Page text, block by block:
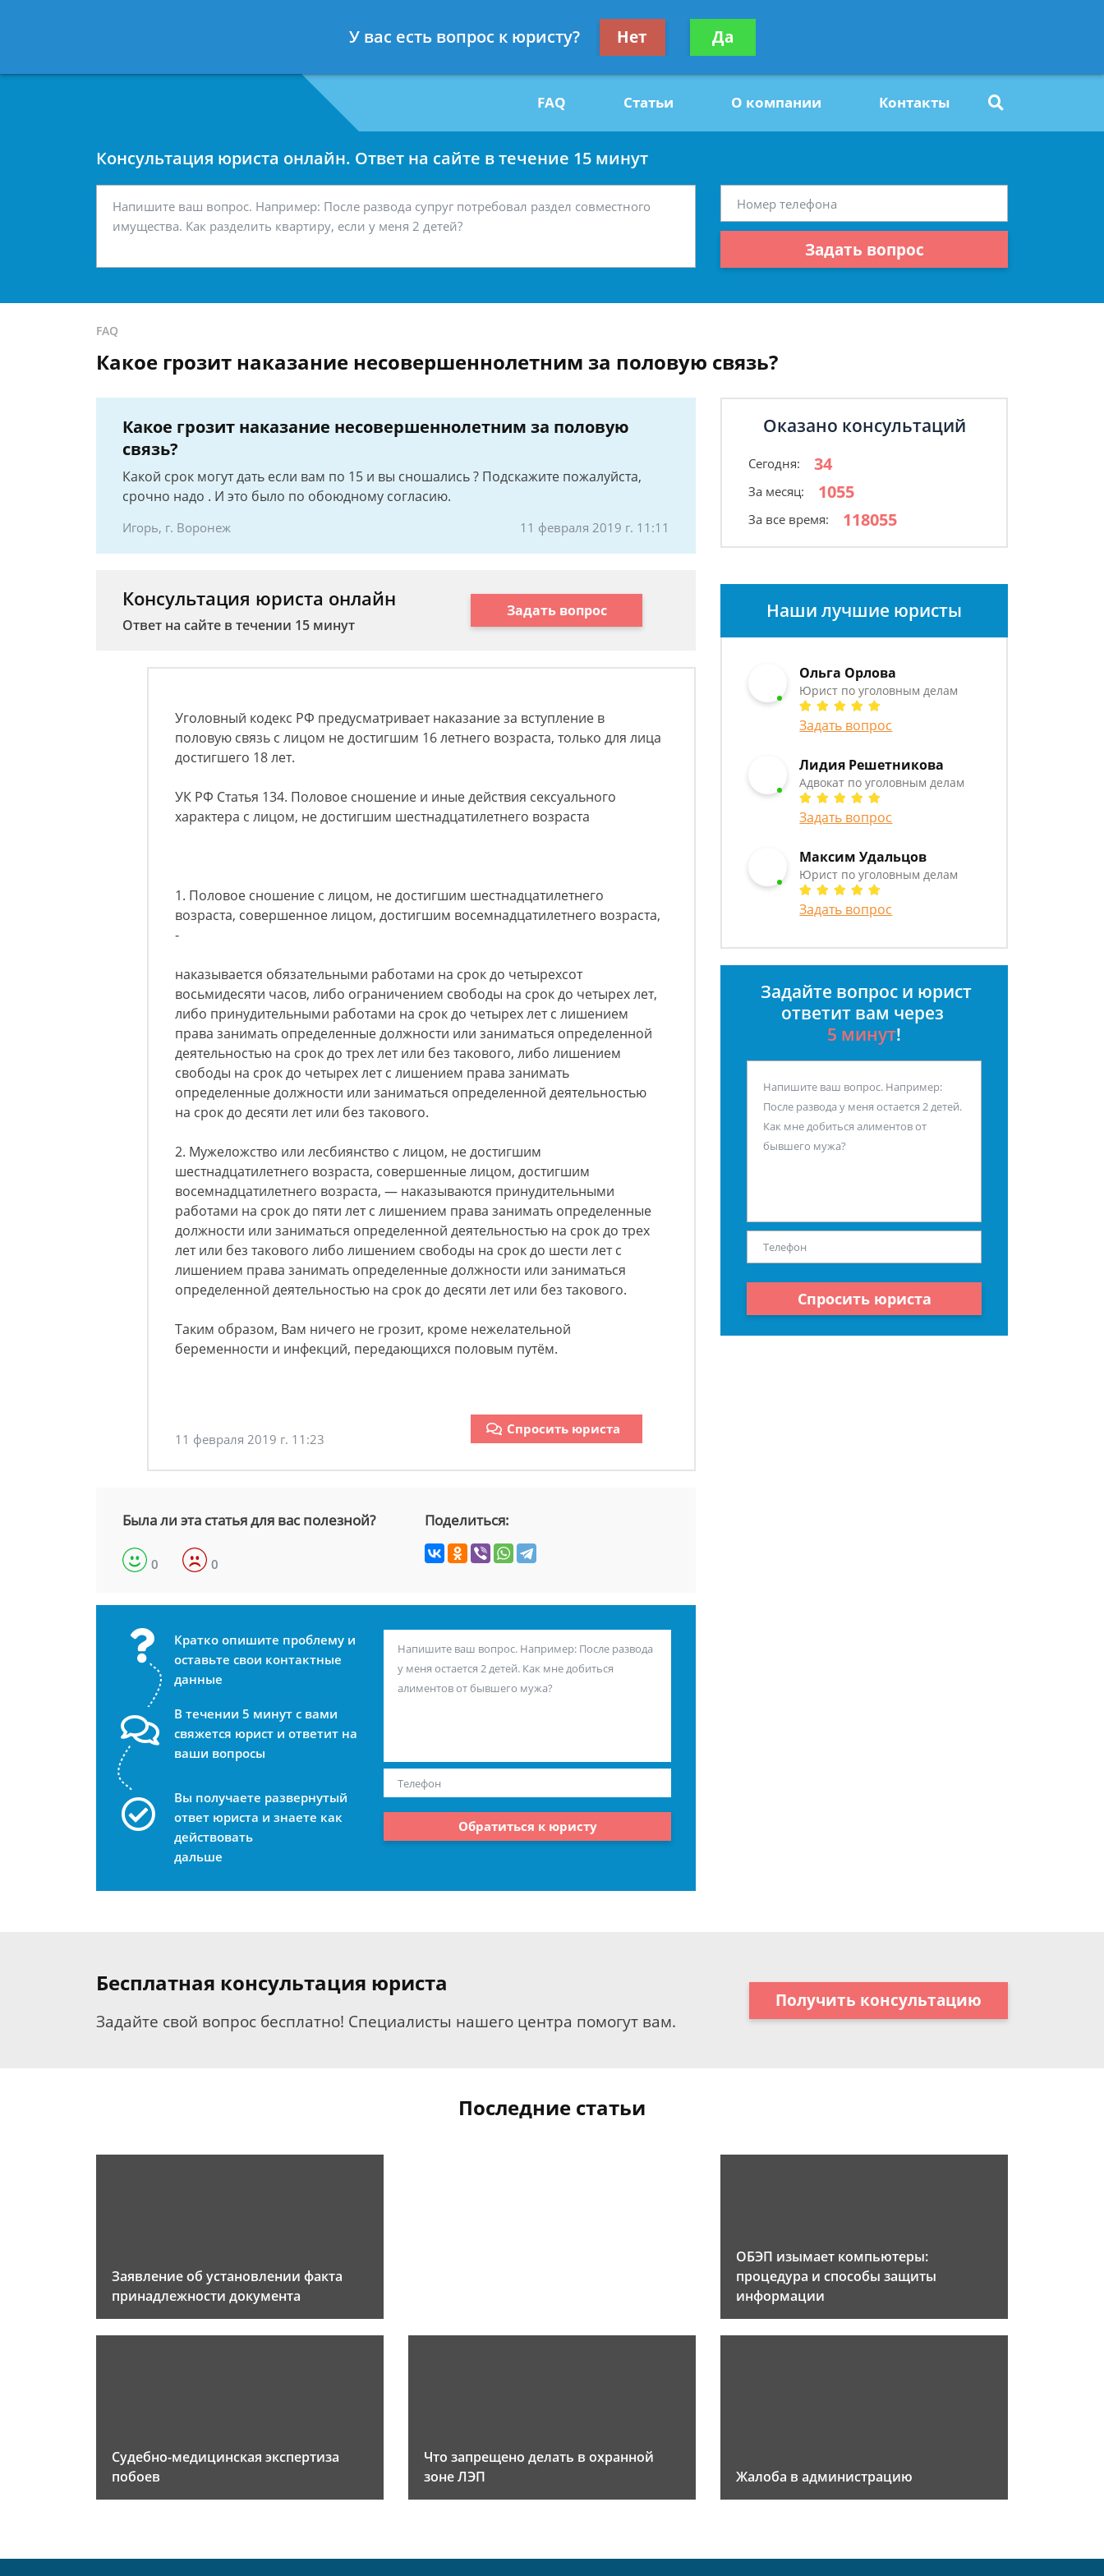
7 812 467-34-29
Получите консультацию
бесплатно
FAQ Статьи О компании Контакты
Консультация юриста онлайн. Ответ на сайте в течение 15 минут
Задать вопрос
FAQ
Какое грозит наказание несовершеннолетним за половую связь?
Какое грозит наказание несовершеннолетним за половую
связь?
Какой срок могут дать если вам по 15 и вы сношались ? Подскажите пожалуйста,
срочно надо . И это было по обоюдному согласию.
Игорь, г. Воронеж 11 февраля 2019 г. 11:11
Консультация юриста онлайн
Ответ на сайте в течении 15 минут
Задать вопрос
Уголовный кодекс РФ предусматривает наказание за вступление в
половую связь с лицом не достигшим 16 летнего возраста, только для лица
достигшего 18 лет.
УК РФ Статья 134. Половое сношение и иные действия сексуального
характера с лицом, не достигшим шестнадцатилетнего возраста
1. Половое сношение с лицом, не достигшим шестнадцатилетнего
возраста, совершенное лицом, достигшим восемнадцатилетнего возраста,
-
наказывается обязательными работами на срок до четырехсот
восьмидесяти часов, либо ограничением свободы на срок до четырех лет,
либо принудительными работами на срок до четырех лет с лишением
права занимать определенные должности или заниматься определенной
деятельностью на срок до трех лет или без такового, либо лишением
свободы на срок до четырех лет с лишением права занимать
определенные должности или заниматься определенной деятельностью
на срок до десяти лет или без такового.
2. Мужеложство или лесбиянство с лицом, не достигшим
шестнадцатилетнего возраста, совершенные лицом, достигшим
восемнадцатилетнего возраста, — наказываются принудительными
работами на срок до пяти лет с лишением права занимать определенные
должности или заниматься определенной деятельностью на срок до трех
лет или без такового либо лишением свободы на срок до шести лет с
лишением права занимать определенные должности или заниматься
определенной деятельностью на срок до десяти лет или без такового.
Таким образом, Вам ничего не грозит, кроме нежелательной
беременности и инфекций, передающихся половым путём.
11 февраля 2019 г. 11:23
Спросить юриста
Была ли эта статья для вас полезной?
0 0
Поделиться:
Кратко опишите проблему и
оставьте свои контактные
данные
В течении 5 минут с вами
свяжется юрист и ответит на
ваши вопросы
Вы получаете развернутый
ответ юриста и знаете как
действовать
дальше
Обратиться к юристу
Оказано консультаций
Сегодня: 34
За месяц: 1055
За все время: 118055
Наши лучшие юристы
Ольга Орлова
Юрист по уголовным делам
Задать вопрос
Лидия Решетникова
Адвокат по уголовным делам
Задать вопрос
Максим Удальцов
Юрист по уголовным делам
Задать вопрос
Задайте вопрос и юрист
ответит вам через
5 минут!
Спросить юриста
Бесплатная консультация юриста
Задайте свой вопрос бесплатно! Специалисты нашего центра помогут вам.
Получить консультацию
Последние статьи
Заявление об установлении факта
принадлежности документа
ОБЭП изымает компьютеры:
процедура и способы защиты
информации
Судебно-медицинская экспертиза
побоев
Что запрещено делать в охранной
зоне ЛЭП
Жалоба в администрацию
У вас есть вопрос к юристу? Нет Да